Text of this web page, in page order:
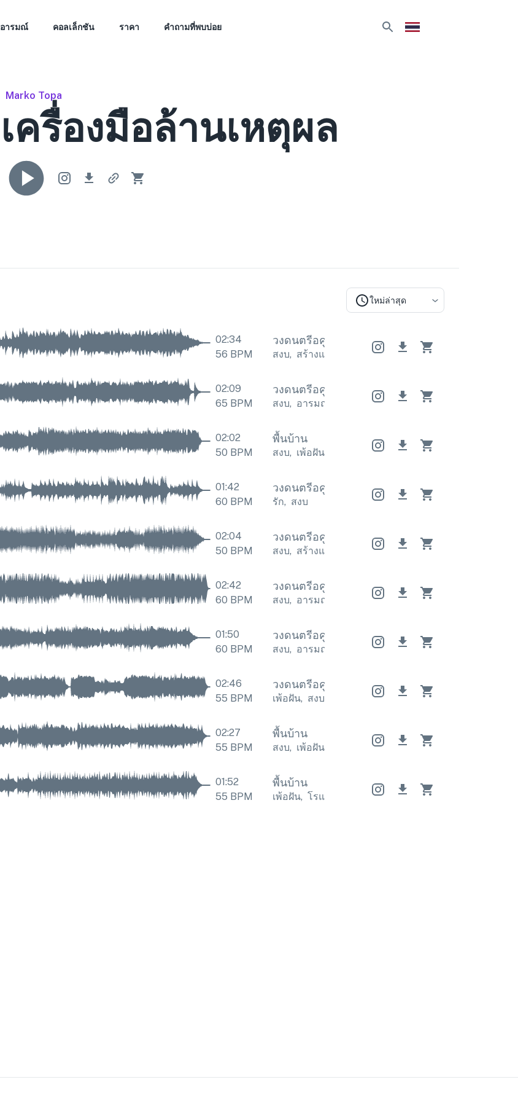
อารมณ์ คอลเล็กชัน ราคา คำถามที่พบบ่อย
Marko Topa
เครื่องมือล้านเหตุผล
ใหม่ล่าสุด
02:34
56 BPM
วงดนตรีอคูสติก วงดนตรีอคูสติก
สงบ, สร้างแรงบันดาลใจ สงบ, สร้างแรงบันดาลใจ
02:09
65 BPM
วงดนตรีอคูสติก วงดนตรีอคูสติก
สงบ, อารมณ์ อารมณ์ สงบ อารมณ์
02:02
50 BPM
พื้นบ้าน
สงบ, เพ้อฝัน เพ้อฝัน สงบ เพ้อฝัน
01:42
60 BPM
วงดนตรีอคูสติก วงดนตรีอคูสติก
รัก, สงบ
02:04
50 BPM
วงดนตรีอคูสติก วงดนตรีอคูสติก
สงบ, สร้างแรงบันดาลใจ สงบ, สร้างแรงบันดาลใจ
02:42
60 BPM
วงดนตรีอคูสติก วงดนตรีอคูสติก
สงบ, อารมณ์ อารมณ์ สงบ อารมณ์
01:50
60 BPM
วงดนตรีอคูสติก วงดนตรีอคูสติก
สงบ, อารมณ์ อารมณ์ สงบ อารมณ์
02:46
55 BPM
วงดนตรีอคูสติก วงดนตรีอคูสติก
เพ้อฝัน, สงบ สงบ เพ้อฝัน สงบ
02:27
55 BPM
พื้นบ้าน
สงบ, เพ้อฝัน เพ้อฝัน สงบ เพ้อฝัน
01:52
55 BPM
พื้นบ้าน
เพ้อฝัน, โรแมนติก เพ้อฝัน โรแมนติก